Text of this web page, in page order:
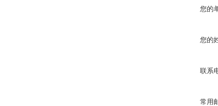
您的
您的
联系
常用